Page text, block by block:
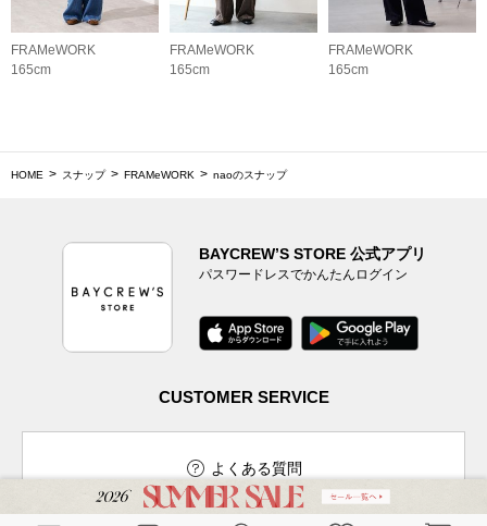
FRAMeWORK
165cm
FRAMeWORK
165cm
FRAMeWORK
165cm
HOME スナップ FRAMeWORK naoのスナップ
BAYCREW’S STORE 公式アプリ
パスワードレスでかんたんログイン
CUSTOMER SERVICE
よくある質問